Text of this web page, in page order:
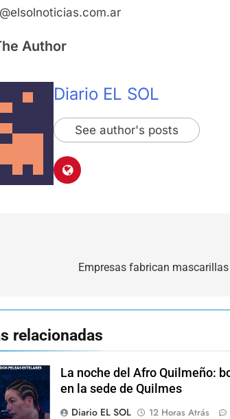
Author
Diario EL SOL
See author's posts
Empresas fabrican
relacionadas
La noche del Afro Quilmeño:
en la sede de Quilmes
Diario EL SOL
12 Horas Atrás